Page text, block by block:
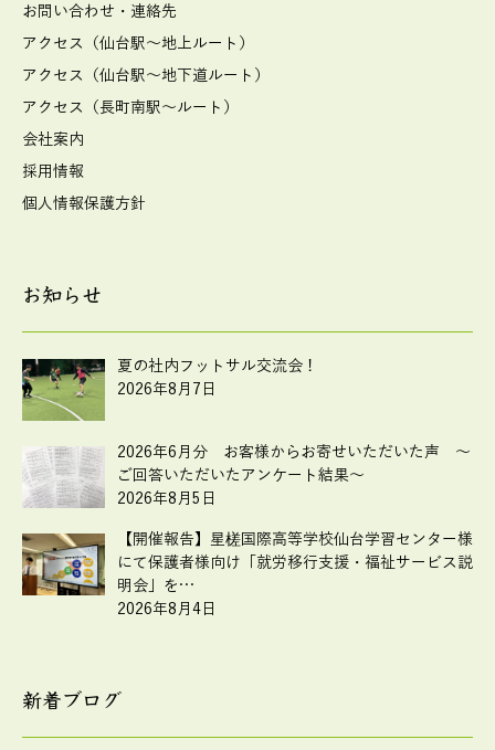
お問い合わせ・連絡先
アクセス（仙台駅～地上ルート）
アクセス（仙台駅～地下道ルート）
アクセス（長町南駅～ルート）
会社案内
採用情報
個人情報保護方針
お知らせ
夏の社内フットサル交流会！
2026年8月7日
2026年6月分 お客様からお寄せいただいた声 ～
ご回答いただいたアンケート結果～
2026年8月5日
【開催報告】星槎国際高等学校仙台学習センター様
にて保護者様向け「就労移行支援・福祉サービス説
明会」を…
2026年8月4日
新着ブログ